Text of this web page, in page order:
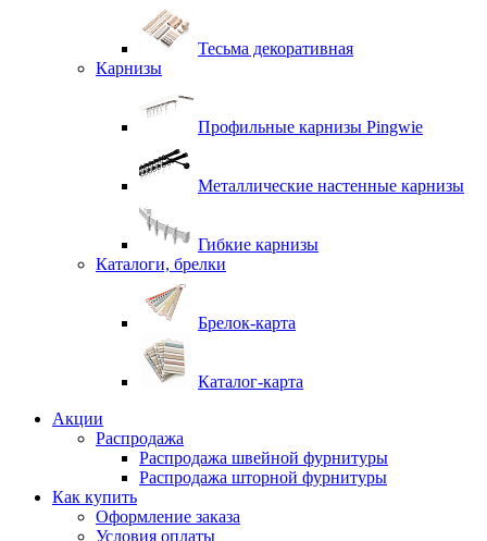
Тесьма декоративная
Карнизы
Профильные карнизы Pingwie
Металлические настенные карнизы
Гибкие карнизы
Каталоги, брелки
Брелок-карта
Каталог-карта
Акции
Распродажа
Распродажа швейной фурнитуры
Распродажа шторной фурнитуры
Как купить
Оформление заказа
Условия оплаты